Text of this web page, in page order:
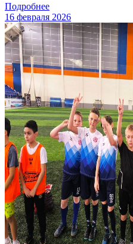
Подробнее
16 февраля 2026